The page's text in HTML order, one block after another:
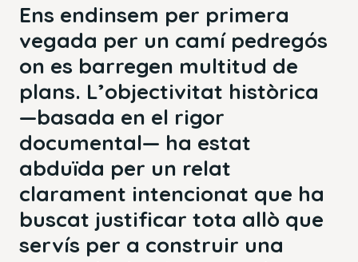
Ens endinsem per primera
vegada per un camí pedregós
on es barregen multitud de
plans. L’objectivitat històrica
—basada en el rigor
documental— ha estat
abduïda per un relat
clarament intencionat que ha
buscat justificar tota allò que
servís per a construir una